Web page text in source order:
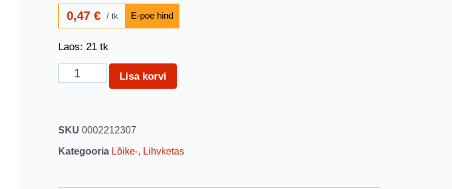
0,47€ tk
Laos: 21 tk
Lisa korvi
SKU 0002212307
Kategooria Lõike-, Lihvketas